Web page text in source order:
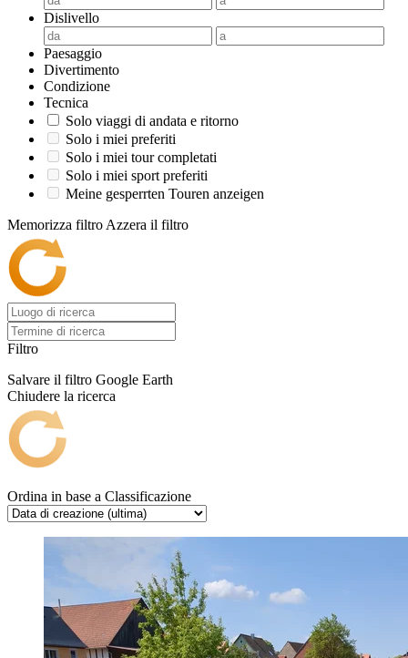
Dislivello
Paesaggio
Divertimento
Condizione
Tecnica
Solo viaggi di andata e ritorno
Solo i miei preferiti
Solo i miei tour completati
Solo i miei sport preferiti
Meine gesperrten Touren anzeigen
Memorizza filtro Azzera il filtro
Filtro
Salvare il filtro Google Earth
Chiudere la ricerca
Ordina in base a Classificazione